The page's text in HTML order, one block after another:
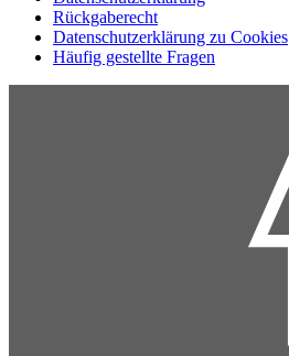
Rückgaberecht
Datenschutzerklärung zu Cookies
Häufig gestellte Fragen